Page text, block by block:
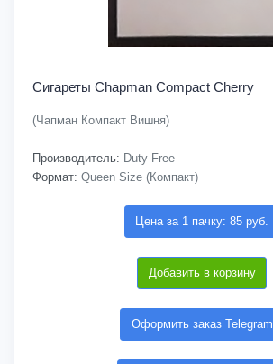
Сигареты Chapman Compact Cherry
(Чапман Компакт Вишня)
Производитель: Duty Free
Формат: Queen Size (Компакт)
Цена за 1 пачку: 85 руб.
Добавить в корзину
Оформить заказ Telegram